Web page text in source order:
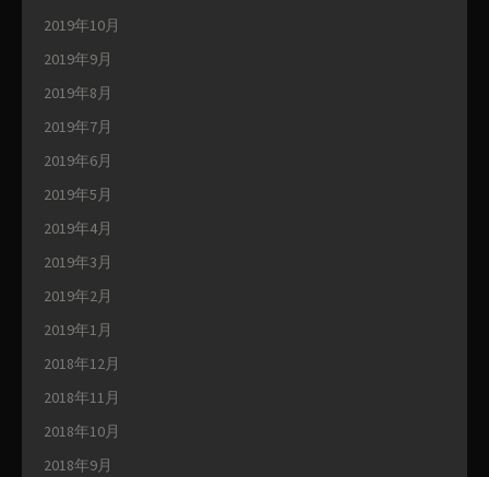
2019年10月
2019年9月
2019年8月
2019年7月
2019年6月
2019年5月
2019年4月
2019年3月
2019年2月
2019年1月
2018年12月
2018年11月
2018年10月
2018年9月